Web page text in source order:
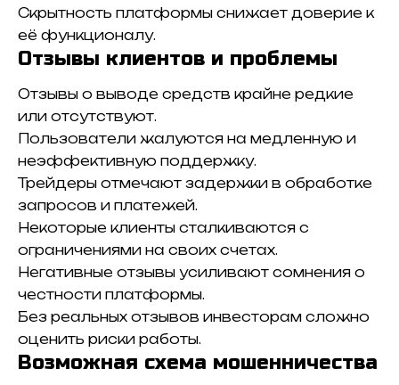
Скрытность платформы снижает доверие к
её функционалу.
Отзывы клиентов и проблемы
Отзывы о выводе средств крайне редкие
или отсутствуют.
Пользователи жалуются на медленную и
неэффективную поддержку.
Трейдеры отмечают задержки в обработке
запросов и платежей.
Некоторые клиенты сталкиваются с
ограничениями на своих счетах.
Негативные отзывы усиливают сомнения о
честности платформы.
Без реальных отзывов инвесторам сложно
оценить риски работы.
Возможная схема мошенничества